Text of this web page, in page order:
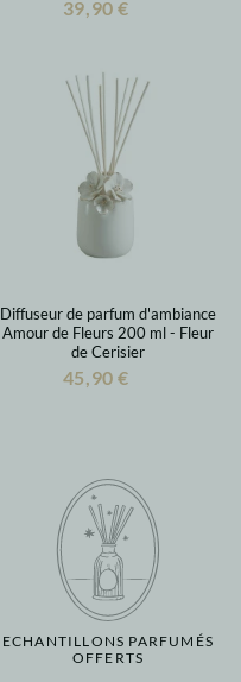
39,90 €
Diffuseur de parfum d'ambiance
Amour de Fleurs 200 ml - Fleur
de Cerisier
45,90 €
ECHANTILLONS PARFUMÉS
OFFERTS